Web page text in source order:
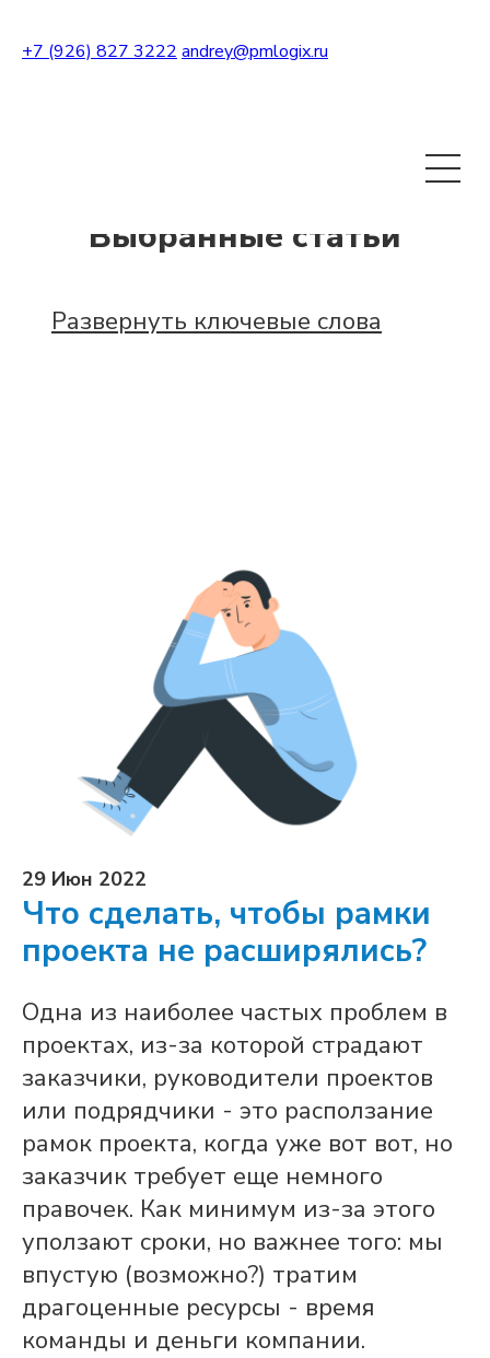
+7 (926) 827 3222 andrey@pmlogix.ru
Выбранные статьи
Развернуть ключевые слова
29 Июн 2022
Что сделать, чтобы рамки
проекта не расширялись?
Одна из наиболее частых проблем в
проектах, из-за которой страдают
заказчики, руководители проектов
или подрядчики - это расползание
рамок проекта, когда уже вот вот, но
заказчик требует еще немного
правочек. Как минимум из-за этого
уползают сроки, но важнее того: мы
впустую (возможно?) тратим
драгоценные ресурсы - время
команды и деньги компании.